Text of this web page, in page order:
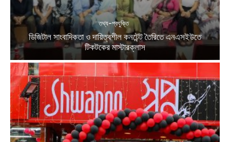
তথ্য-প্রযুক্তি
ডিজিটাল সাংবাদিকতা ও দায়িত্বশীল কনটেন্ট তৈরিতে এনএসইউতে
টিকটকের মাস্টারক্লাস